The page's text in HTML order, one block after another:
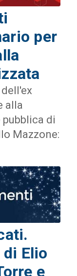
per
alla
di
Mazzone:
di Elio
e